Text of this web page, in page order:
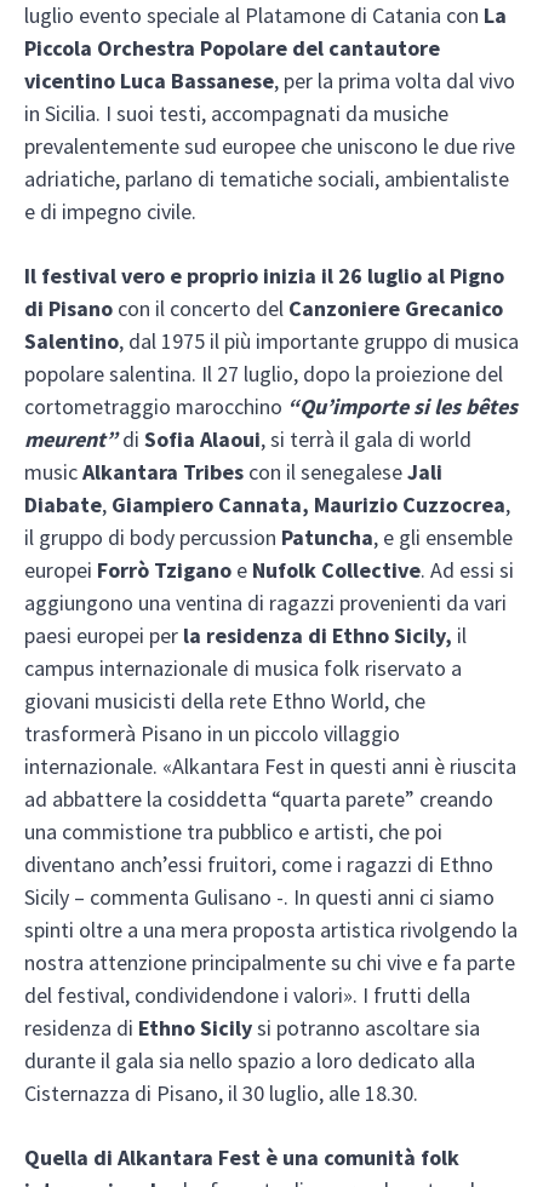
luglio evento speciale al Platamone di Catania con La
Piccola Orchestra Popolare del cantautore
vicentino Luca Bassanese, per la prima volta dal vivo
in Sicilia. I suoi testi, accompagnati da musiche
prevalentemente sud europee che uniscono le due rive
adriatiche, parlano di tematiche sociali, ambientaliste
e di impegno civile.
Il festival vero e proprio inizia il 26 luglio al Pigno
di Pisano con il concerto del Canzoniere Grecanico
Salentino, dal 1975 il più importante gruppo di musica
popolare salentina. Il 27 luglio, dopo la proiezione del
cortometraggio marocchino “Qu’importe si les bêtes
meurent”di Sofia Alaoui, si terrà il gala di world
musicAlkantara Tribes con il senegaleseJali
Diabate, Giampiero Cannata, Maurizio Cuzzocrea,
il gruppo di body percussion Patuncha, e gli ensemble
europei Forrò Tzigano e Nufolk Collective. Ad essi si
aggiungono una ventina di ragazzi provenienti da vari
paesi europei per la residenza di Ethno Sicily, il
campus internazionale di musica folk riservato a
giovani musicisti della rete Ethno World, che
trasformerà Pisano in un piccolo villaggio
internazionale. «Alkantara Fest in questi anni è riuscita
ad abbattere la cosiddetta “quarta parete” creando
una commistione tra pubblico e artisti, che poi
diventano anch’essi fruitori, come i ragazzi di Ethno
Sicily – commenta Gulisano -. In questi anni ci siamo
spinti oltre a una mera proposta artistica rivolgendo la
nostra attenzione principalmente su chi vive e fa parte
del festival, condividendone i valori». I frutti della
residenza di Ethno Sicilysi potranno ascoltare sia
durante il gala sia nello spazio a loro dedicato alla
Cisternazza di Pisano, il 30 luglio, alle 18.30.
Quella di Alkantara Fest è una comunità folk